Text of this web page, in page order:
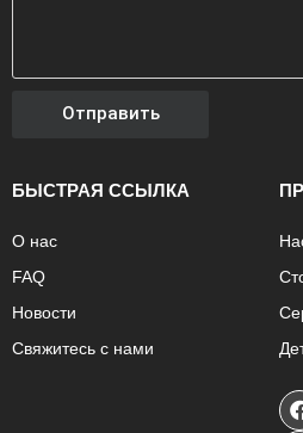
Отправить
БЫСТРАЯ ССЫЛКА
О нас
FAQ
Новости
Свяжитесь с нами